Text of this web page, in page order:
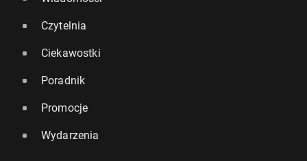
Czytelnia
Ciekawostki
Poradnik
Promocje
Wydarzenia